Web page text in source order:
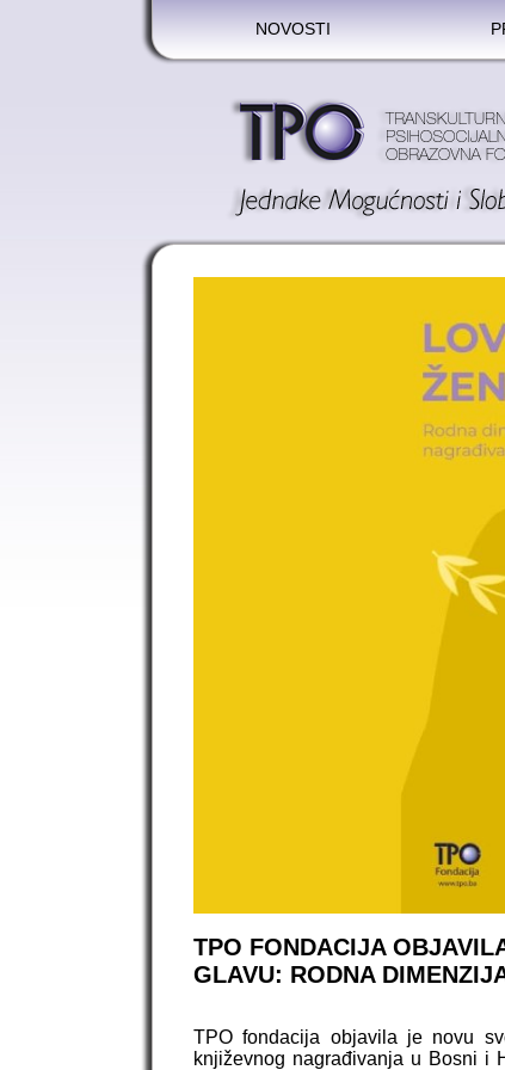
NOVOSTI
TPO FONDACIJA
GLAVU: RODNA
TPO fondacija objavila je novu
književnog nagrađivanja u Bosni i